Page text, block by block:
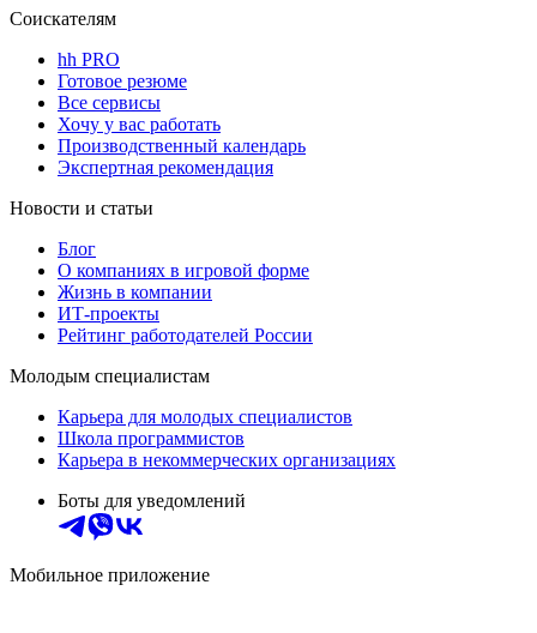
Соискателям
hh PRO
Готовое резюме
Все сервисы
Хочу у вас работать
Производственный календарь
Экспертная рекомендация
Новости и статьи
Блог
О компаниях в игровой форме
Жизнь в компании
ИТ-проекты
Рейтинг работодателей России
Молодым специалистам
Карьера для молодых специалистов
Школа программистов
Карьера в некоммерческих организациях
Боты для уведомлений
Мобильное приложение